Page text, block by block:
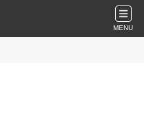
MENU